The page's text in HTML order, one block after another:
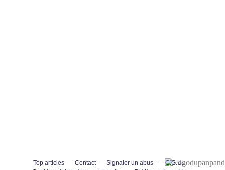
Top articles Contact Signaler un abus
C.G.U.